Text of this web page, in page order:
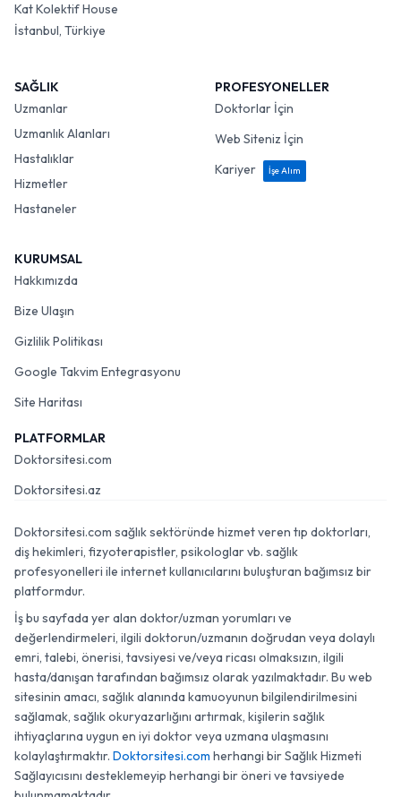
Kat Kolektif House
İstanbul, Türkiye
SAĞLIK
Uzmanlar
Uzmanlık Alanları
Hastalıklar
Hizmetler
Hastaneler
PROFESYONELLER
Doktorlar İçin
Web Siteniz İçin
Kariyer
İşe Alım
KURUMSAL
Hakkımızda
Bize Ulaşın
Gizlilik Politikası
Google Takvim Entegrasyonu
Site Haritası
PLATFORMLAR
Doktorsitesi.com
Doktorsitesi.az
Doktorsitesi.com sağlık sektöründe hizmet veren tıp doktorları,
diş hekimleri, fizyoterapistler, psikologlar vb. sağlık
profesyonelleri ile internet kullanıcılarını buluşturan bağımsız bir
platformdur.
İş bu sayfada yer alan doktor/uzman yorumları ve
değerlendirmeleri, ilgili doktorun/uzmanın doğrudan veya dolaylı
emri, talebi, önerisi, tavsiyesi ve/veya ricası olmaksızın, ilgili
hasta/danışan tarafından bağımsız olarak yazılmaktadır. Bu web
sitesinin amacı, sağlık alanında kamuoyunun bilgilendirilmesini
sağlamak, sağlık okuryazarlığını artırmak, kişilerin sağlık
ihtiyaçlarına uygun en iyi doktor veya uzmana ulaşmasını
kolaylaştırmaktır. Doktorsitesi.com herhangi bir Sağlık Hizmeti
Sağlayıcısını desteklemeyip herhangi bir öneri ve tavsiyede